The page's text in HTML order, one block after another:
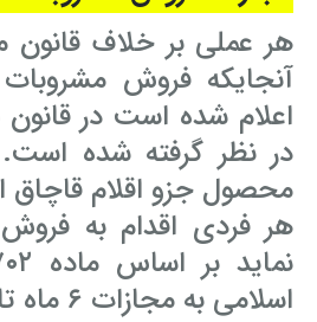
اوراق کردن اتومبیل بدون
رویکرد حادثه بدون شاهد
مشاوره حقوقی تخریب
هر عملی بر خلاف قانون
آنجایکه فروش مشروبات
اعلام شده است در قانون
در نظر گرفته شده
محصول جزو اقلام
هر فردی اقدام به
اسلامی